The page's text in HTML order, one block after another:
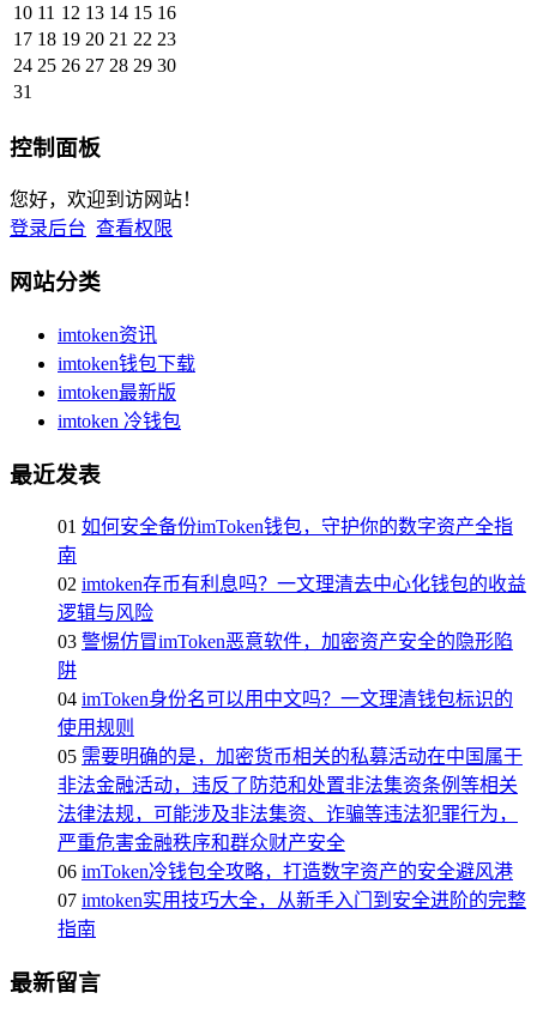
10 11 12 13 14 15 16
17 18 19 20 21 22 23
24 25 26 27 28 29 30
31
控制面板
您好，欢迎到访网站！
登录后台 查看权限
网站分类
imtoken资讯
imtoken钱包下载
imtoken最新版
imtoken 冷钱包
最近发表
01 如何安全备份imToken钱包，守护你的数字资产全指
南
02 imtoken存币有利息吗？一文理清去中心化钱包的收益
逻辑与风险
03 警惕仿冒imToken恶意软件，加密资产安全的隐形陷
阱
04 imToken身份名可以用中文吗？一文理清钱包标识的
使用规则
05 需要明确的是，加密货币相关的私募活动在中国属于
非法金融活动，违反了防范和处置非法集资条例等相关
法律法规，可能涉及非法集资、诈骗等违法犯罪行为，
严重危害金融秩序和群众财产安全
06 imToken冷钱包全攻略，打造数字资产的安全避风港
07 imtoken实用技巧大全，从新手入门到安全进阶的完整
指南
最新留言